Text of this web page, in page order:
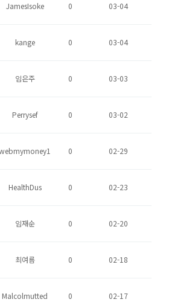
JamesIsoke 0 03-04
kange 0 03-04
임은주 0 03-03
Perrysef 0 03-02
0 02-29
HealthDus 0 02-23
임재순 0 02-20
최여름 0 02-18
Malcolmutted 0 02-17